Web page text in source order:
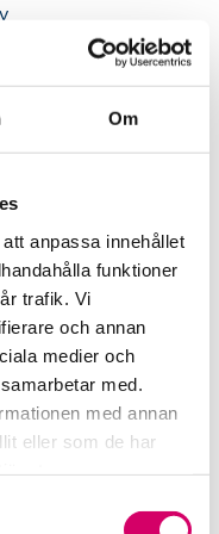
Om
anpassa innehållet
funktioner
trafik. Vi
och annan
medier och
med.
med annan
eller som de har
organisationer
för hållbart